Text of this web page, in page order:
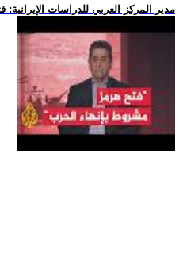
.. مدير المركز العربي للدراسات